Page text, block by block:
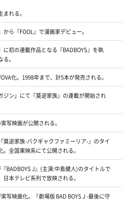
れる。
から『FOOL』で漫画家デビュー。
に初の連載作品となる『BADBOYS』を執
。
OVA化。1998年まで、計5本が発売される。
ジン」にて『莫逆家族』の連載が開始され
実写映画が公開される。
莫逆家族-バクギャクファミーリア-』のタイ
。全国東映系にて公開される。
『BADBOYS J』(主演:中島健人)のタイトルで
日本テレビ系列で放映される。
実写映画化。『劇場版 BAD BOYS J -最後に守